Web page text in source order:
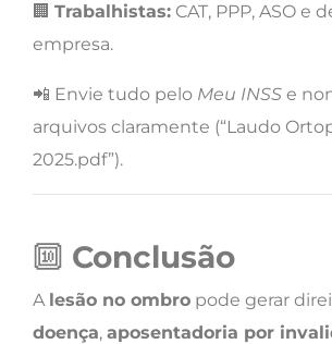
🏢 Trabalhistas: CAT, PPP, ASO e
empresa.
📲 Envie tudo pelo Meu INSS e
arquivos claramente (“Laudo
2025.pdf”).
🔟 Conclusão
A lesão no ombro pode gerar
doença, aposentadoria por